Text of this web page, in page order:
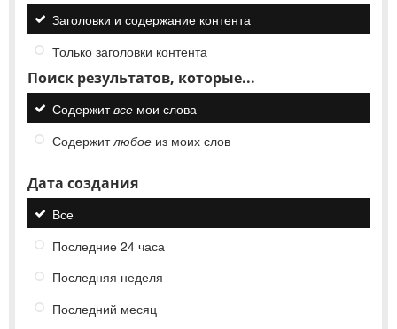
Заголовки и содержание контента
Только заголовки контента
Поиск результатов, которые...
Содержитвсе мои слова
Содержитлюбое из моих слов
Дата создания
Все
Последние 24 часа
Последняя неделя
Последний месяц